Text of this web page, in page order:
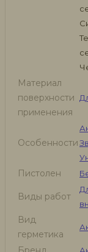
Материал
поверхности
применения
Особенности
Пистолен
Виды работ
Вид
герметика